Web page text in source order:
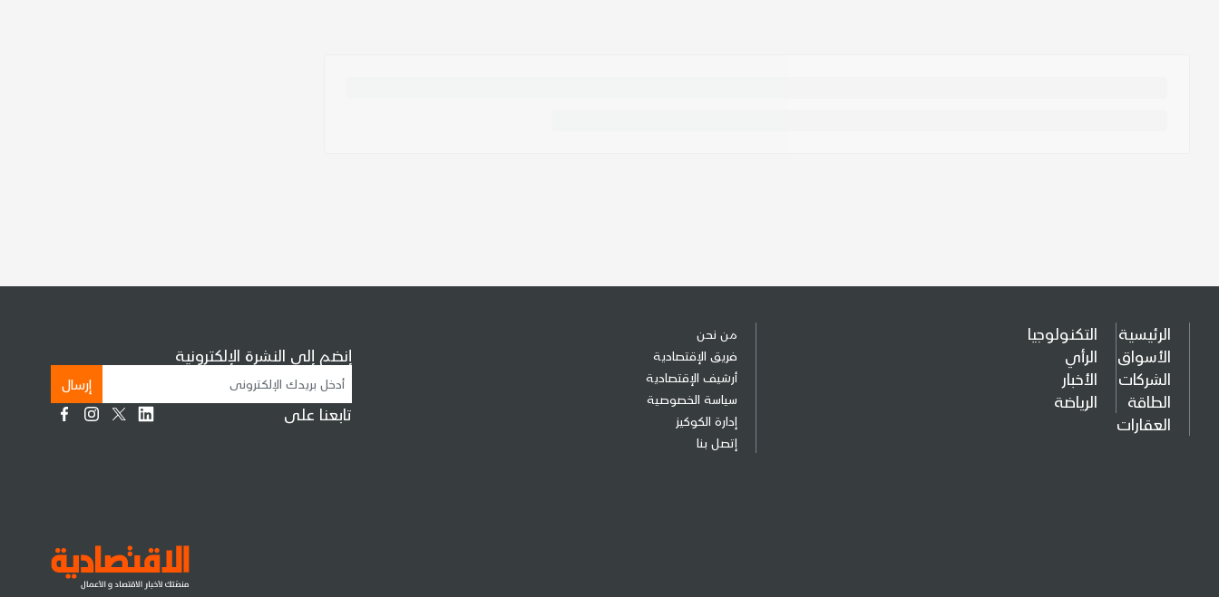
الرئيسية
الأسواق
الشركات
الطاقة
العقارات
التكنولوجيا
الرأي
الأخبار
الرياضة
من نحن
فريق الإقتصادية
أرشيف الإقتصادية
سياسة الخصوصية
إدارة الكوكيز
إتصل بنا
إنضم إلى النشرة الإلكترونية
إرسال
تابعنا على